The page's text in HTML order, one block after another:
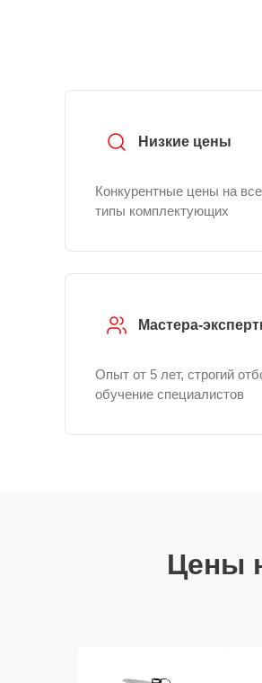
Низкие цены
Конкурентные цены на
типы комплектующих
Мастера-
Опыт от 5 лет, строгий
обучение специалистов
Цены